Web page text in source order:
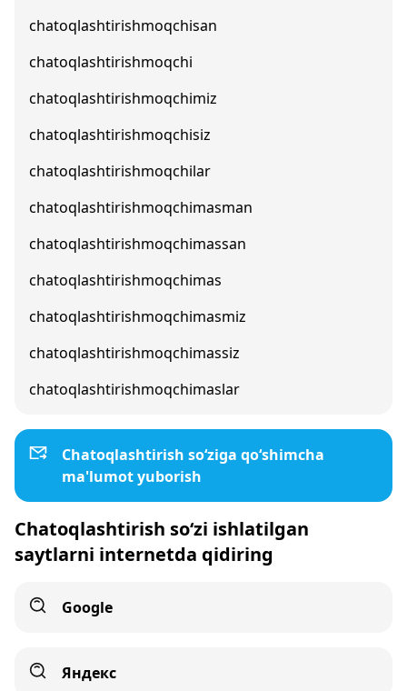
chatoqlashtirishmoqchisan
chatoqlashtirishmoqchi
chatoqlashtirishmoqchimiz
chatoqlashtirishmoqchisiz
chatoqlashtirishmoqchilar
chatoqlashtirishmoqchimasman
chatoqlashtirishmoqchimassan
chatoqlashtirishmoqchimas
chatoqlashtirishmoqchimasmiz
chatoqlashtirishmoqchimassiz
chatoqlashtirishmoqchimaslar
Chatoqlashtirish so‘ziga qo‘shimcha
ma'lumot yuborish
Chatoqlashtirish so‘zi ishlatilgan
saytlarni internetda qidiring
Google
Яндекс